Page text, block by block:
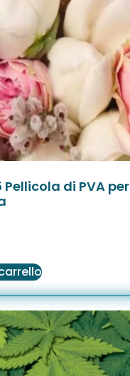
di PVA per